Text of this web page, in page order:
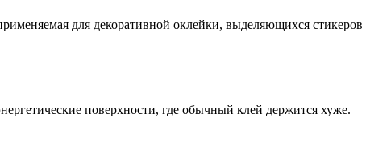
для декоративной оклейки, выделяющихся стикеров
поверхности, где обычный клей держится хуже.